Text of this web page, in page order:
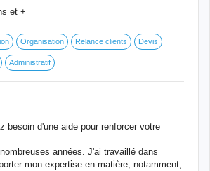
et +
Organisation Relance clients Devis
Administratif
besoin d'une aide pour renforcer votre
années. J'ai travaillé dans
mon expertise en matière, notamment,